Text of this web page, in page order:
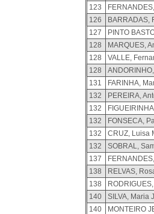
123
126
BARRADAS,
127
PINTO
128
MARQUES,
128
VALLE,
128
131
FARINHA,
132
PEREIRA,
132
132
FONSECA,
132
CRUZ, Luisa
132
SOBRAL,
137
138
RELVAS,
138
140
SILVA, Maria
140
MONTEIRO